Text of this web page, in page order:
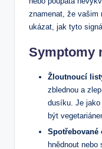
znamenat, že vašim
ukázat, jak tyto
Symptomy
Žloutnoucí‌
zblednou a
dusíku. Je
být
Spotřebované
hnědnout